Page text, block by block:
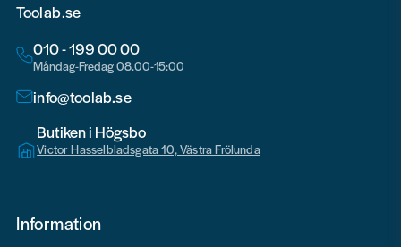
Toolab.se
010 - 199 00 00
Måndag-Fredag 08.00-15:00
info@toolab.se
Butiken i Högsbo
Victor Hasselbladsgata 10, Västra Frölunda
Information